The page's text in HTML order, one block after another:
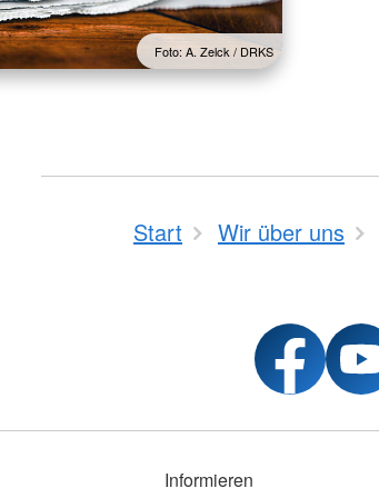
Foto: A. Zelck / DRKS
Start Wir über uns
Informieren